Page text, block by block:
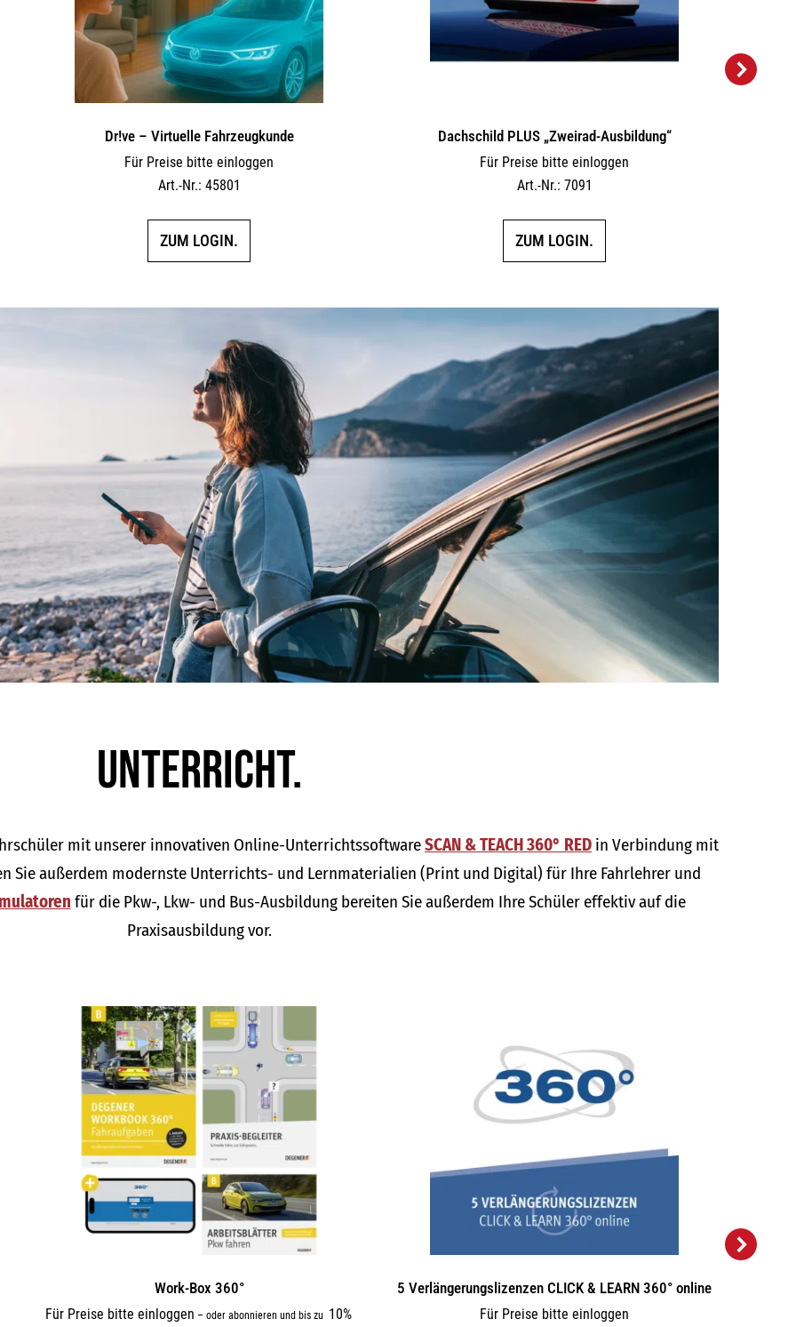
Dr!ve – Virtuelle Fahrzeugkunde
Für Preise bitte einloggen
Art.-Nr.: 45801
ZUM LOGIN.
Dachschild PLUS „Zweirad-Ausbildung“
Für Preise bitte einloggen
Art.-Nr.: 7091
ZUM LOGIN.
Unter­richt.
mit unserer innovativen Online-UnterrichtssoftwareSCAN & TEACH 360° RED in Verbindung mit
Sie außerdem modernste Unterrichts- und Lernmaterialien (Print und Digital) für Ihre Fahrlehrer und
für die Pkw-, Lkw- und Bus-Ausbildung bereiten Sie außerdem Ihre Schüler effektiv auf die
Praxisausbildung vor.
Work-Box 360°
Für Preise bitte einloggen – oder abonnieren und bis zu 10%
5 Verlängerungs­lizenzen CLICK & LEARN 360° online
Für Preise bitte einloggen